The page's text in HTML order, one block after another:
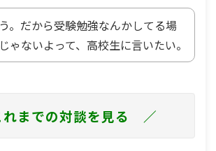
。だから受験勉強なんかしてる場
ゃないよって、高校生に言いたい。
までの対談を見る ／